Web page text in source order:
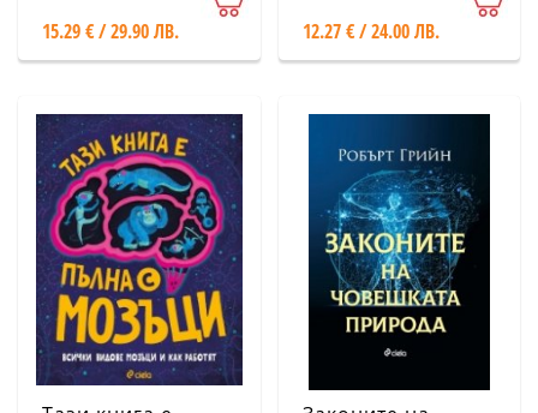
15.29 € / 29.90 ЛВ. 12.27 € / 24.00 ЛВ.